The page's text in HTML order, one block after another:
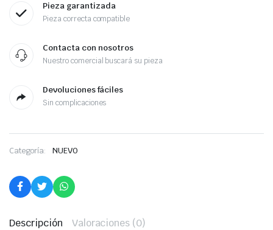
Pieza garantizada
Pieza correcta compatible
Contacta con nosotros
Nuestro comercial buscará su pieza
Devoluciones fáciles
Sin complicaciones
Categoría: NUEVO
Descripción Valoraciones (0)